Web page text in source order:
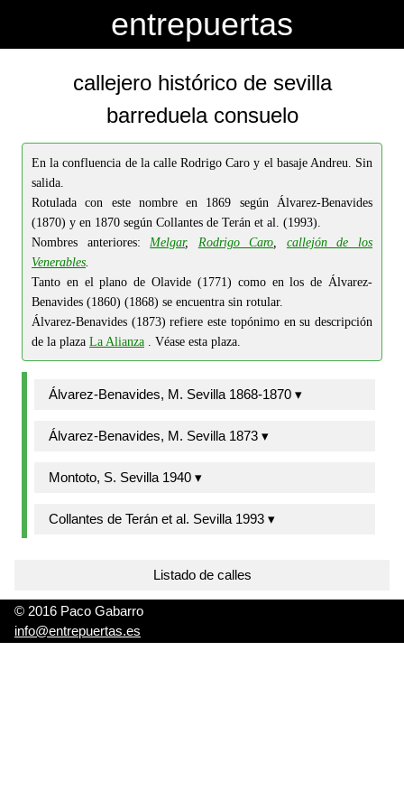
entrepuertas
callejero histórico de sevilla
barreduela consuelo
En la confluencia de la calle Rodrigo Caro y el basaje Andreu. Sin
salida.
Rotulada con este nombre en 1869 según Álvarez-Benavides
(1870) y en 1870 según Collantes de Terán et al. (1993).
Nombres anteriores:Melgar, Rodrigo Caro, callejón de los
Venerables.
Tanto en el plano de Olavide (1771) como en los de Álvarez-
Benavides (1860) (1868) se encuentra sin rotular.
Álvarez-Benavides (1873) refiere este topónimo en su descripción
de la plaza La Alianza . Véase esta plaza.
Álvarez-Benavides, M. Sevilla 1868-1870 ▾
Álvarez-Benavides, M. Sevilla 1873 ▾
Montoto, S. Sevilla 1940 ▾
Collantes de Terán et al. Sevilla 1993 ▾
Listado de calles
© 2016 Paco Gabarro
info@entrepuertas.es